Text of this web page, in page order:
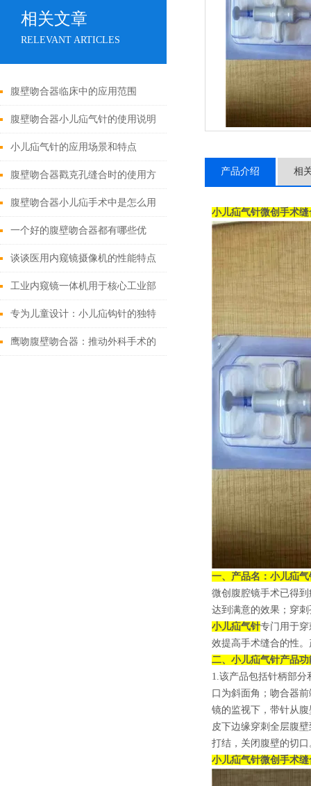
相关文章
RELEVANT ARTICLES
腹壁吻合器临床中的应用范围
腹壁吻合器小儿疝气针的使用说明
小儿疝气针的应用场景和特点
腹壁吻合器戳克孔缝合时的使用方
法
腹壁吻合器小儿疝手术中是怎么用
的
一个好的腹壁吻合器都有哪些优
点？
谈谈医用内窥镜摄像机的性能特点
和使用注意事项
工业内窥镜一体机用于核心工业部
门无损检测
专为儿童设计：小儿疝钩针的独特
之处
鹰吻腹壁吻合器：推动外科手术的
产品介绍 相
小儿疝气针微创手术
一、产品名： 小儿疝气
微创腹腔镜手术已得
达到满意的效果；穿
小儿疝气针专门用于
效提高手术缝合的性
二、 小儿疝气针产品
1.该产品包括针柄部
口为斜面角；吻合器
镜的监视下，带针从
皮下边缘穿刺全层腹
打结，关闭腹壁的切口
小儿疝气针微创手术